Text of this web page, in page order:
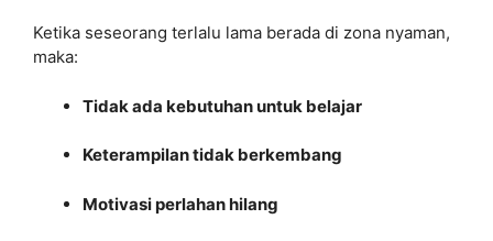
Ketika seseorang terlalu lama berada di zona nyaman,
maka:
Tidak ada kebutuhan untuk belajar
Keterampilan tidak berkembang
Motivasi perlahan hilang